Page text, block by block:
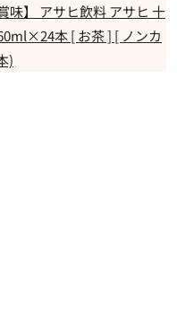
味】 アサヒ飲料 アサヒ 十
本 [ お茶 ] [ ノンカ
)